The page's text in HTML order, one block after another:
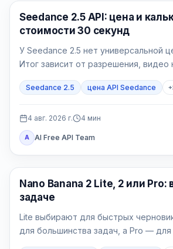
Генерация AI-видео
Seedance 2.5 API: цена и
стоимости 30 секунд
У Seedance 2.5 нет универсальной
Итог зависит от разрешения, видео
Seedance 2.5 цена API Seedance +
4 авг. 2026 г. 4 мин
A AI Free API Team
Модели генерации изображений
Nano Banana 2 Lite, 2 или Pro:
задаче
Lite выбирают для быстрых
для большинства задач, а Pro — для